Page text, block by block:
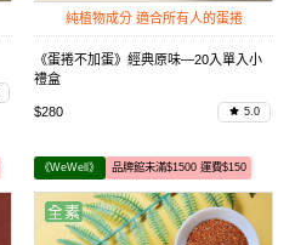
純植物成分 適合所有人的蛋捲
《蛋捲不加蛋》經典原味—20入單入小
禮盒
$280 5.0
《WeWell》 品牌館未滿$1500 運費$150